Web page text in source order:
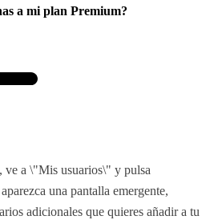
a mi plan Premium?
ve a \"Mis usuarios\" y pulsa
una pantalla emergente,
adicionales que quieres añadir a tu